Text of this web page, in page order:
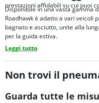
prestazioni affidabili su cui puoi
Disponibile in una vasta gamma
Roadhawk è adatto a vari veicoli
bagnato e asciutto, unite alla
per la guida estiva.
Leggi tutto
Non trovi il
Guarda tutte le